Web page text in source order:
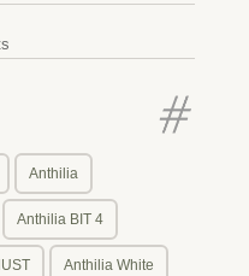
Anthilia
Anthilia BIT 4
Anthilia White